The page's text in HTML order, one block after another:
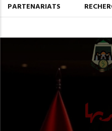
PARTENARIATS